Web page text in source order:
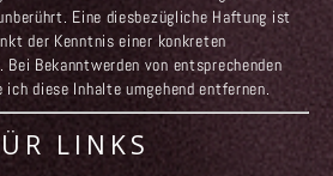
Eine diesbezügliche Haftung ist
der Kenntnis einer konkreten
Bekanntwerden von entsprechenden
diese Inhalte umgehend entfernen.
LINKS